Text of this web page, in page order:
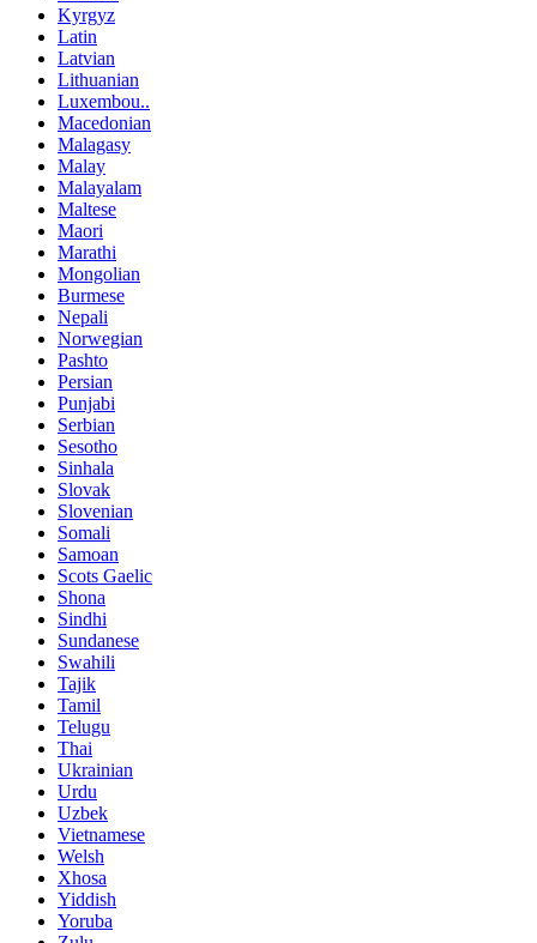
Kyrgyz
Latin
Latvian
Lithuanian
Luxembou..
Macedonian
Malagasy
Malay
Malayalam
Maltese
Maori
Marathi
Mongolian
Burmese
Nepali
Norwegian
Pashto
Persian
Punjabi
Serbian
Sesotho
Sinhala
Slovak
Slovenian
Somali
Samoan
Scots Gaelic
Shona
Sindhi
Sundanese
Swahili
Tajik
Tamil
Telugu
Thai
Ukrainian
Urdu
Uzbek
Vietnamese
Welsh
Xhosa
Yiddish
Yoruba